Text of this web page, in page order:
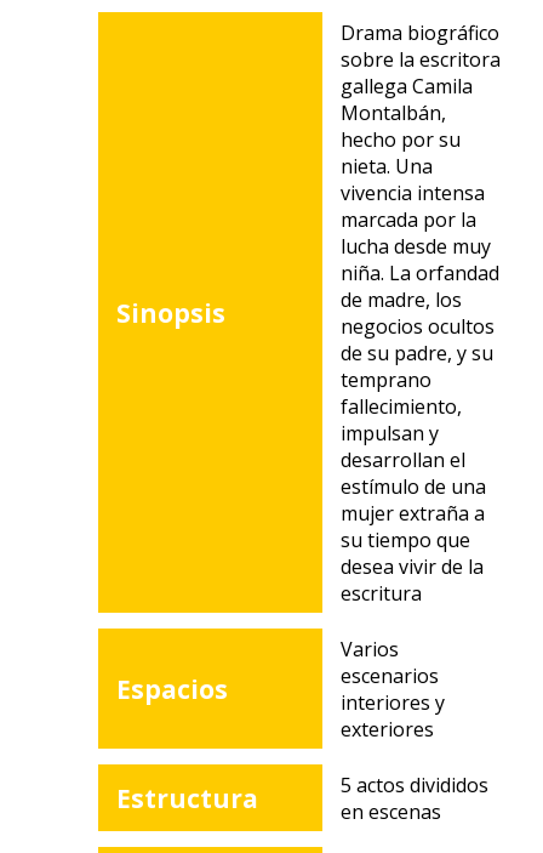
Sinopsis
Drama biográfico
sobre la escritora
gallega Camila
Montalbán,
hecho por su
nieta. Una
vivencia intensa
marcada por la
lucha desde muy
niña. La orfandad
de madre, los
negocios ocultos
de su padre, y su
temprano
fallecimiento,
impulsan y
desarrollan el
estímulo de una
mujer extraña a
su tiempo que
desea vivir de la
escritura
Espacios
Varios
escenarios
interiores y
exteriores
Estructura
5 actos divididos
en escenas